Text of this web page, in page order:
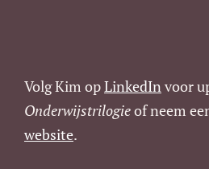
Volg Kim opLinkedInvoor
Onderwijstrilogieof neem
website.